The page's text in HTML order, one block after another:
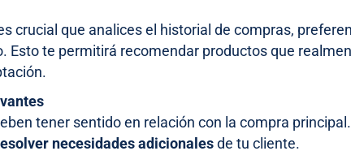
crucial que analices el historial de compras,
Esto te permitirá recomendar productos que
tener sentido en relación con la compra
necesidades adicionalesde tu cliente.